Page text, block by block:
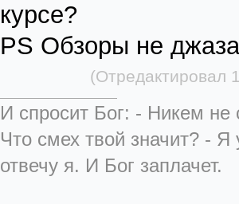
курсе?
PS Обзоры не
(Отредактировал
И спросит Бог: - Никем
Что смех твой значит? -
отвечу я. И Бог заплачет.